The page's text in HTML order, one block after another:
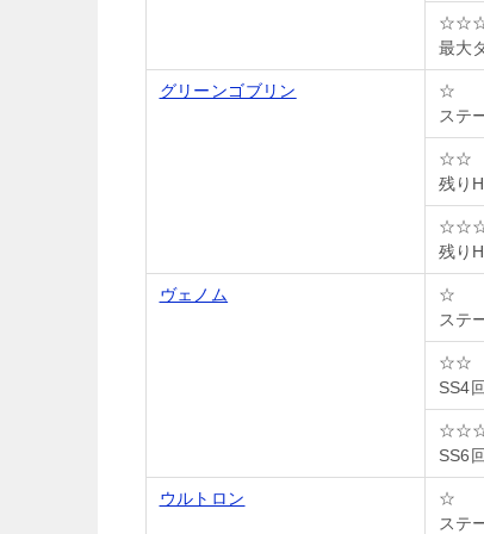
最大
グリーンゴブリン
☆
ステ
☆☆
残り
残り
ヴェノム
☆
ステ
☆☆
SS4
SS6
ウルトロン
☆
ステ